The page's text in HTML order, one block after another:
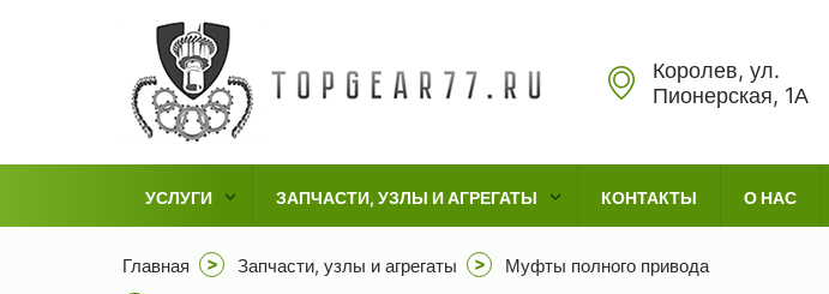
Королев, ул.
Пионерская, 1А
УСЛУГИ ЗАПЧАСТИ, УЗЛЫ И АГРЕГАТЫ КОНТАКТЫ О НАС
Главная Запчасти, узлы и агрегаты
Муфты полного привода